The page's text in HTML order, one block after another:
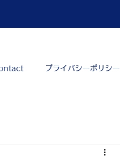
プライバシーポリシー